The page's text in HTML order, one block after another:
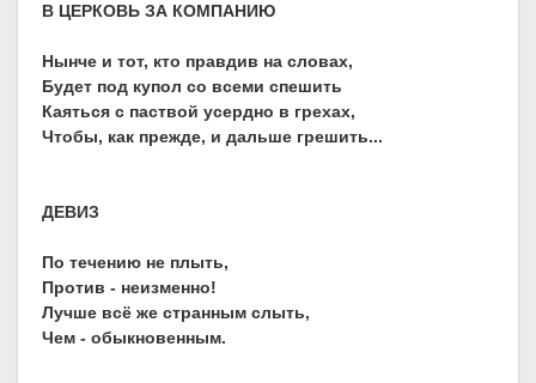
В ЦЕРКОВЬ ЗА КОМПАНИЮ
Нынче и тот, кто правдив на словах,
Будет под купол со всеми спешить
Каяться с паствой усердно в грехах,
Чтобы, как прежде, и дальше грешить...
ДЕВИЗ
По течению не плыть,
Против - неизменно!
Лучше всё же странным слыть,
Чем - обыкновенным.